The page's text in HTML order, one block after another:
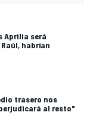
Aprilia será
habrían
trasero nos
al resto"